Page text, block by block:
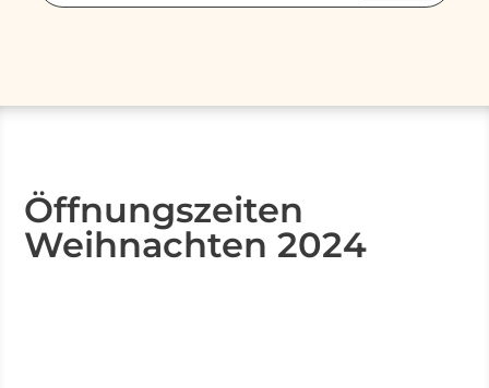
Öffnungszeiten
Weihnachten 2024